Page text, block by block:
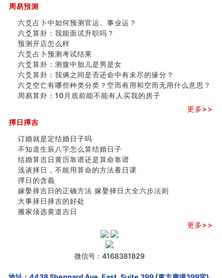
周易預測
六爻占卜中如何预测官运、事业运？
六爻算卦：我能面试升职吗？
预测开店怎么样
六爻占卜预测考试结果
六爻算卦：测腹中胎儿是男是女
六爻算卦：我俩之间是否还命中有未尽的缘分？
六爻空亡有哪些种类分类？空而有用和空而无用什么意思？
周易算卦：10月底前能不能有人买我的房子
更多>>
擇日擇吉
订婚就是定结婚日子吗
不知道生辰八字怎么算结婚日子
结婚算吉日黄历靠谱还是算命靠谱
浅谈择日，不能用算命的方法看日课
擇日的含義
嫁娶择吉日的正确方法 嫁娶择日大全六步法则
大事择日择吉的好处
搬家须选黄道吉日
更多>>
微信号：4168381829